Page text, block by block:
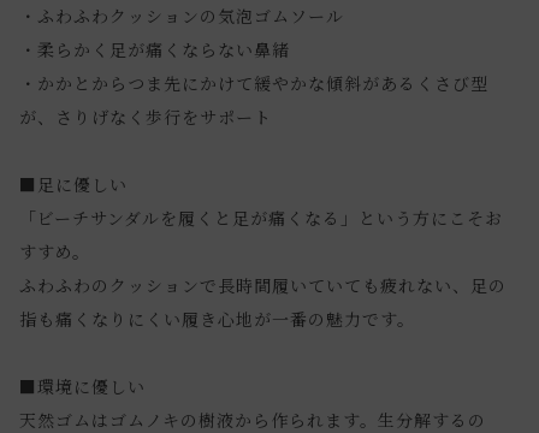
・ふわふわクッションの気泡ゴムソール
・柔らかく足が痛くならない鼻緒
・かかとからつま先にかけて緩やかな傾斜があるくさび型
が、さりげなく歩行をサポート
■足に優しい
「ビーチサンダルを履くと足が痛くなる」という方にこそお
すすめ。
ふわふわのクッションで長時間履いていても疲れない、足の
指も痛くなりにくい履き心地が一番の魅力です。
■環境に優しい
天然ゴムはゴムノキの樹液から作られます。生分解するの